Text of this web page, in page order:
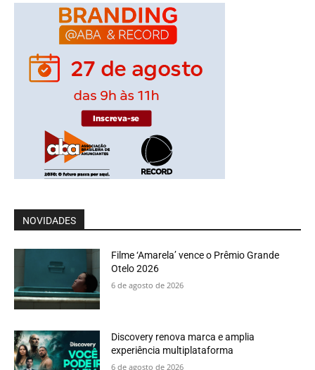
NOVIDADES
Filme ‘Amarela’ vence o Prêmio Grande
Otelo 2026
6 de agosto de 2026
Discovery renova marca e amplia
experiência multiplataforma
6 de agosto de 2026